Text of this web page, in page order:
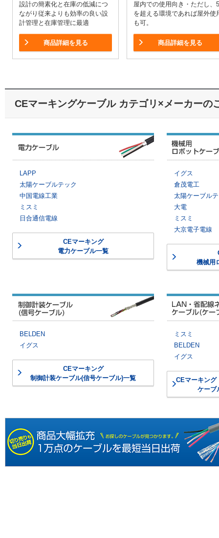
設計の簡素化と在庫の低減につ
ながり従来よりも効率の良い設
計管理と在庫管理に最適
商品詳細を見る
屋内での使用向き・ただし
を超える環境であれば屋外使
も可。
商品詳細を見る
CEマーキングケーブル カテゴリ×メーカーの
電力ケーブル
LAPP
太陽ケーブルテック
中国電線工業
ミスミ
日合通信電線
CEマーキング
電力ケーブル一覧
イグス
倉茂電工
太陽ケーブル
大電
ミスミ
大京電子電線
機械用
制御計装ケーブル（
BELDEN
イグス
CEマーキング
制御計装ケーブル(信号ケーブル)一覧
ミスミ
BELDEN
イグス
CEマーキン
ケーブ